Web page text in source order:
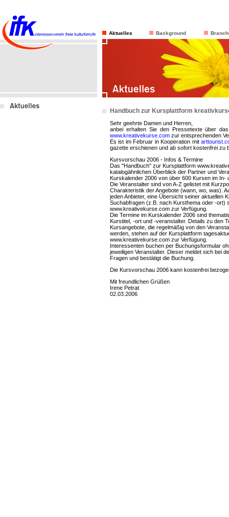
Aktuelles Background
Handbuch zur Kursplattform
Sehr geehrte Damen und Herren,
anbei erhalten Sie den Pressetexte über
www.kreativekurse.com zur entsprechenden
Es ist im Februar in Kooperation mit
gazette erschienen und ab sofort kostenfrei zu
Kursvorschau 2006 - Infos & Termine
Das "Handbuch" zur Kursplattform
katalogähnlichen Überblick der Partner und
Kurskalender 2006 von über 600 Kursen im In-
Die Veranstalter sind von A-Z gelistet mit
Charakteristik der Angebote (wann, wo, was).
jeden Anbieter, eine Übersicht seiner aktuellen
Suchabfragen (z.B. nach Kursthema oder -ort)
www.kreativekurse.com zur Verfügung.
Die Termine im Kurskalender 2006 sind
Kurstitel, -ort und -veranstalter. Details zu den
Kursangebote, die regelmäßig von den
werden, stehen auf der Kursplattform
www.kreativekurse.com zur Verfügung.
Interessenten buchen per Buchungsformular
jeweiligen Veranstalter. Dieser meldet sich bei
Fragen und bestätigt die Buchung.
Die Kursvorschau 2006 kann kostenfrei
Mit freundlichen Grüßen
Irene Petrat
02.03.2006